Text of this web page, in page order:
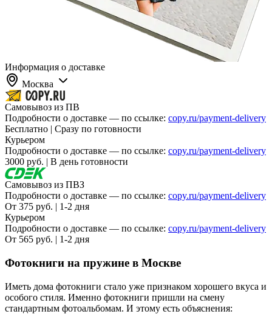
Арендодателям
Портфолио
Франшиза
Контакты
Информация о доставке
Москва
Самовывоз из ПВ
Подробности о доставке — по ссылке: copy.ru/payment-delivery
Бесплатно | Сразу по готовности
Курьером
Подробности о доставке — по ссылке: copy.ru/payment-delivery
3000 руб. | В день готовности
Самовывоз из ПВЗ
Подробности о доставке — по ссылке: copy.ru/payment-delivery
От 375 руб. | 1-2 дня
Курьером
Подробности о доставке — по ссылке: copy.ru/payment-delivery
От 565 руб. | 1-2 дня
Фотокниги на пружине в Москве
Иметь дома фотокниги стало уже признаком хорошего вкуса и
особого стиля. Именно фотокниги пришли на смену
стандартным фотоальбомам. И этому есть объяснения: